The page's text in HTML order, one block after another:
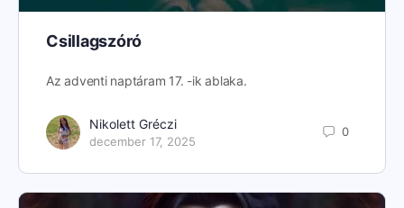
Csillagszóró
Az adventi naptáram 17. -ik ablaka.
Nikolett Gréczi
december 17, 2025
0